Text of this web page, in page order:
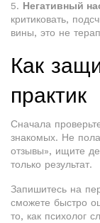
5. Негативный
критиковать,
вины, это не
Как
практик
Сначала
знакомых. Не
отзывы», ищите
только результат.
Запишитесь на
сможете быстро
то, как психолог